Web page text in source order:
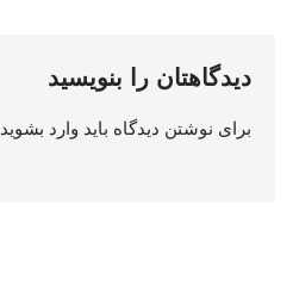
دیدگاهتان را بنویسید
برای نوشتن دیدگاه باید وارد بشوید